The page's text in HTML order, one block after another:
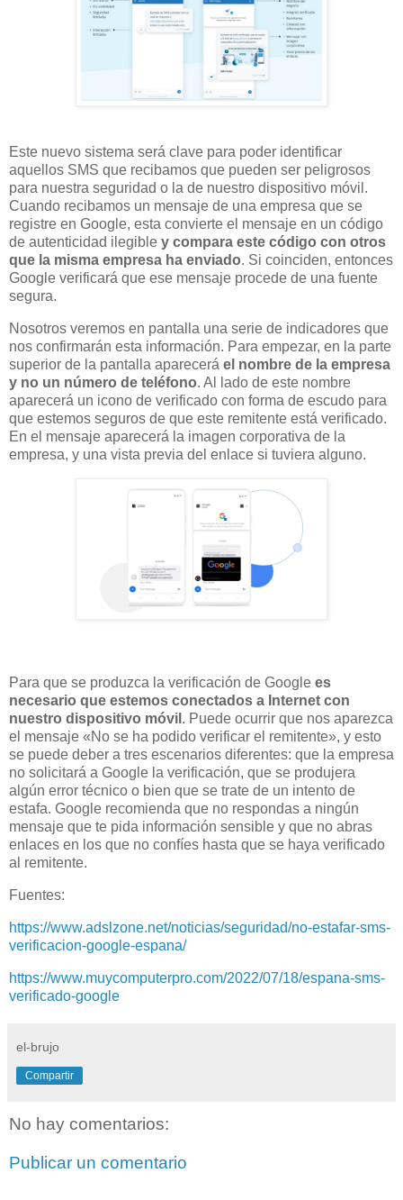
Este nuevo sistema será clave para poder identificar
aquellos SMS que recibamos que pueden ser peligrosos
para nuestra seguridad o la de nuestro dispositivo móvil.
Cuando recibamos un mensaje de una empresa que se
registre en Google, esta convierte el mensaje en un código
de autenticidad ilegible y compara este código con otros
que la misma empresa ha enviado. Si coinciden, entonces
Google verificará que ese mensaje procede de una fuente
segura.
Nosotros veremos en pantalla una serie de indicadores que
nos confirmarán esta información. Para empezar, en la parte
superior de la pantalla aparecerá el nombre de la empresa
y no un número de teléfono. Al lado de este nombre
aparecerá un icono de verificado con forma de escudo para
que estemos seguros de que este remitente está verificado.
En el mensaje aparecerá la imagen corporativa de la
empresa, y una vista previa del enlace si tuviera alguno.
Para que se produzca la verificación de Google es
necesario que estemos conectados a Internet con
nuestro dispositivo móvil . Puede ocurrir que nos aparezca
el mensaje «No se ha podido verificar el remitente», y esto
se puede deber a tres escenarios diferentes: que la empresa
no solicitará a Google la verificación, que se produjera
algún error técnico o bien que se trate de un intento de
estafa. Google recomienda que no respondas a ningún
mensaje que te pida información sensible y que no abras
enlaces en los que no confíes hasta que se haya verificado
al remitente.
Fuentes:
https://www.adslzone.net/noticias/seguridad/no-estafar-sms-
verificacion-google-espana/
https://www.muycomputerpro.com/2022/07/18/espana-sms-
verificado-google
el-brujo
Compartir
No hay comentarios:
Publicar un comentario